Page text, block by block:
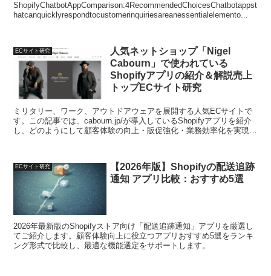
ShopifyChatbotAppComparison:4RecommendedChoicesChatbotappst
hatcanquicklyrespondtocustomerinquiriesareanessentialelemento...
ECサイト研究
人気ネットショップ「Nigel
Cabourn」で使われている
Shopifyアプリの紹介＆解説売上
トップECサイト研究
ミリタリー、ワーク、アウトドアウェアを展開する人気ECサイトで
す。この記事では、cabourn.jp/が導入しているShopifyアプリを紹介
し、どのようにして顧客体験の向上・販促強化・業務効率化を実現し
ECサイト研究
【2026年版】Shopifyの配送追跡
通知 アプリ比較：おすすめ5選
2026年最新版のShopifyストア向け「配送追跡通知」アプリを厳選し
てご紹介します。顧客体験向上に役立つアプリおすすめ5選をランキ
ング形式で比較し、最適な機能選定をサポートします。